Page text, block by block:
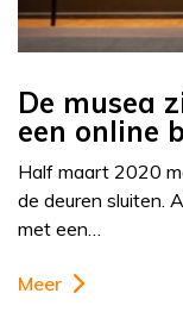
De musea
een online
Half maart 2020
de deuren sluiten.
met een…
Meer